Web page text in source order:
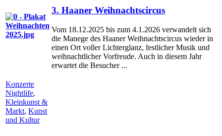
3. Haaner Weihnachtscircus
Vom 18.12.2025 bis zum 4.1.2026 verwandelt sich
die Manege des Haaner Weihnachtscircus wieder in
einen Ort voller Lichterglanz, festlicher Musik und
weihnachtlicher Vorfreude. Auch in diesem Jahr
erwartet die Besucher ...
Konzerte
Nightlife,
Kleinkunst &
Markt, Kunst
und Kultur